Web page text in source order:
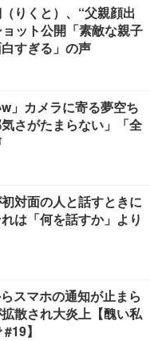
りくと）、“父親顔出
ット公開「素敵な親子
すぎる」の声
」カメラに寄る夢空ち
さがたまらない」「全
対面の人と話すときに
は「何を話すか」より
スマホの通知が止まら
散され大炎上【醜い私
】